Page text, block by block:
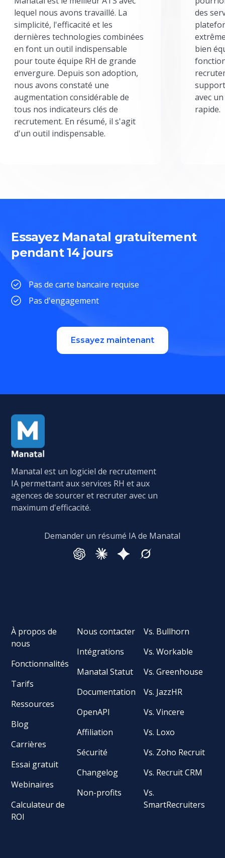
lequel nous avons travaillé. La
simplicité, l'efficacité et les
dernières technologies combinées
en font un outil indispensable
pour toute équipe RH de grande
envergure. Depuis son adoption,
nous avons constaté une
augmentation considérable de
tous nos indicateurs clés de
recrutement. En résumé, il s'agit
d'un outil indispensable.
des
bien
avec
rapide.
Essayez Manatal gratuitement
pendant 14 jours
Pas de carte bancaire requise
Pas d'engagement
Essayez maintenant
Manatal est un logiciel de recrutement
IA permettant aux services RH et aux
agences de sourcer et recruter avec un
maximum d'efficacité.
Demander un résumé IA de Manatal
À propos de
nous
Fonctionnalités
Tarifs
Ressources
Blog
Carrières
Essai gratuit
Webinaires
Calculateur de
ROI
Nous contacter
Intégrations
Manatal Statut
Documentation
OpenAPI
Affiliation
Sécurité
Changelog
Non-profits
Vs. Bullhorn
Vs. Workable
Vs. Greenhouse
Vs. JazzHR
Vs. Vincere
Vs. Loxo
Vs. Zoho Recruit
Vs. Recruit CRM
Vs.
SmartRecruiters